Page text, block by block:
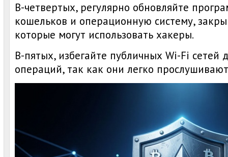
В-четвертых, регулярно обновляйте
кошельков и операционную систему,
которые могут использовать хакеры.
В-пятых, избегайте публичных Wi-Fi сетей
операций, так как они легко